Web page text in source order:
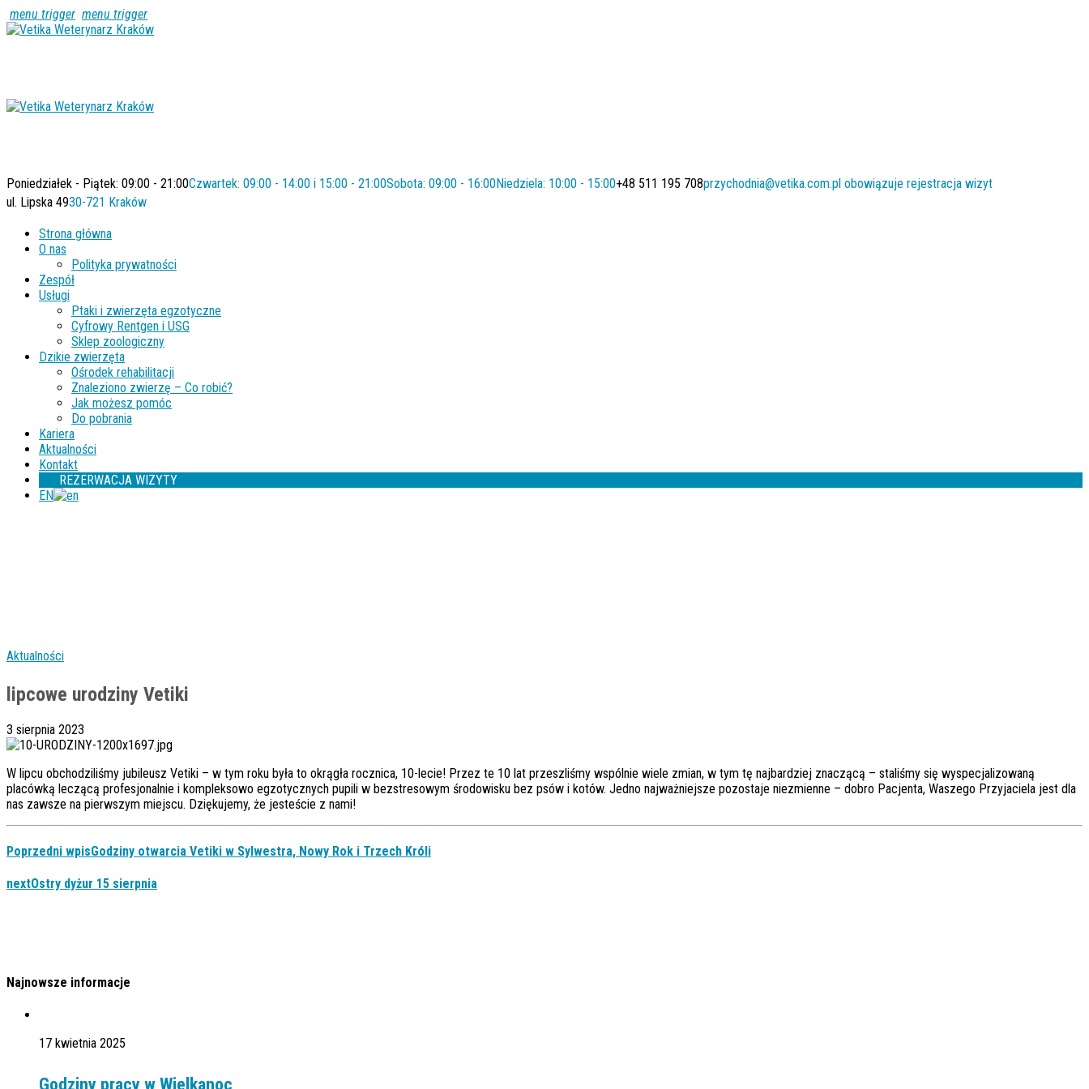
menu trigger menu trigger
Poniedziałek - Piątek: 09:00 - 21:00Czwartek: 09:00 - 14:00 i 15:00 - 21:00Sobota: 09:00 - 16:00Niedziela: 10:00 - 15:00+48 511 195 708przychodnia@vetika.com.pl obowiązuje rejestracja wizyt
ul. Lipska 4930-721 Kraków
Strona główna
O nas
Polityka prywatności
Zespół
Usługi
Ptaki i zwierzęta egzotyczne
Cyfrowy Rentgen i USG
Sklep zoologiczny
Dzikie zwierzęta
Ośrodek rehabilitacji
Znaleziono zwierzę – Co robić?
Jak możesz pomóc
Do pobrania
Kariera
Aktualności
Kontakt
REZERWACJA WIZYTY
EN
Aktualności
lipcowe urodziny Vetiki
3 sierpnia 2023
W lipcu obchodziliśmy jubileusz Vetiki – w tym roku była to okrągła rocznica, 10-lecie! Przez te 10 lat przeszliśmy wspólnie wiele zmian, w tym tę najbardziej znaczącą – staliśmy się wyspecjalizowaną
placówką leczącą profesjonalnie i kompleksowo egzotycznych pupili w bezstresowym środowisku bez psów i kotów. Jedno najważniejsze pozostaje niezmienne – dobro Pacjenta, Waszego Przyjaciela jest dla
nas zawsze na pierwszym miejscu. Dziękujemy, że jesteście z nami!
Poprzedni wpisGodziny otwarcia Vetiki w Sylwestra, Nowy Rok i Trzech Króli
nextOstry dyżur 15 sierpnia
Najnowsze informacje
17 kwietnia 2025
Godziny pracy w Wielkanoc